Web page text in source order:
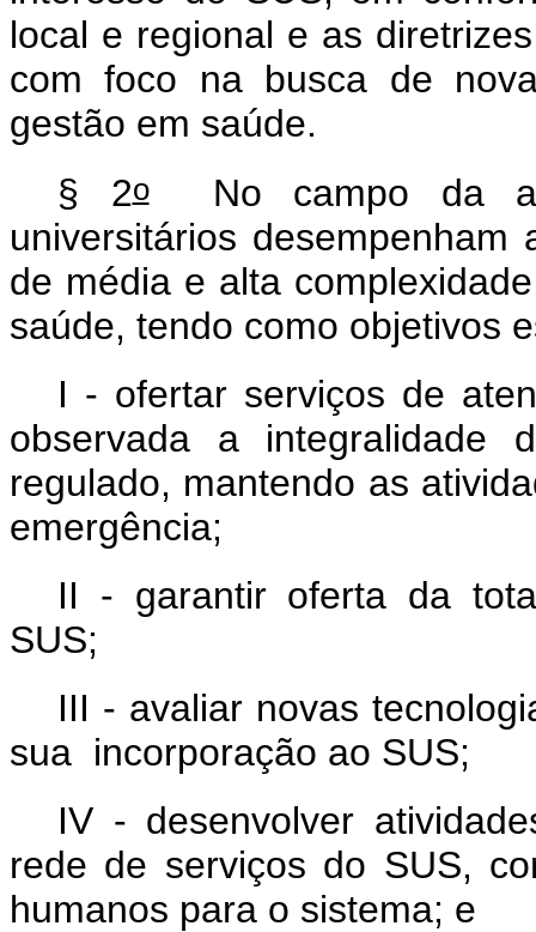
local e regional e as
com foco na busca de
gestão em saúde.
§ 2oNo campo da
universitários
de média e alta
saúde, tendo como objetivos
I - ofertar serviços de
observada a integralidade
regulado, mantendo as
emergência;
II - garantir oferta da
SUS;
III - avaliar novas
sua incorporação ao SUS;
IV - desenvolver
rede de serviços do SUS,
humanos para o sistema; e